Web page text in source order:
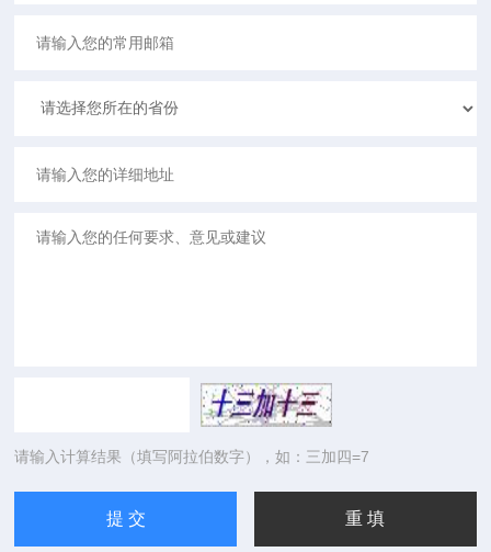
请输入计算结果（填写阿拉伯数字），如：三加四=7